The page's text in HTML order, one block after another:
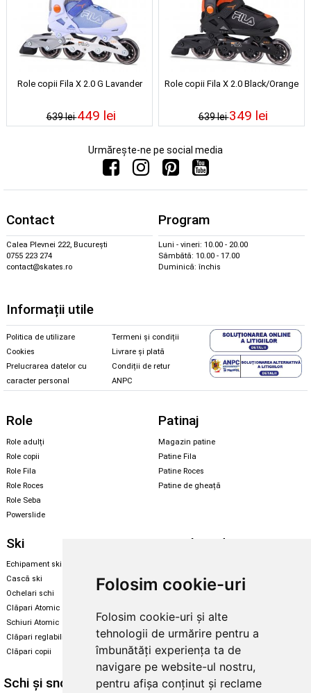
Folosim cookie-uri
Folosim cookie-uri și alte
tehnologii de urmărire pentru a
îmbunătăți experiența ta de
navigare pe website-ul nostru,
pentru afișa conținut și reclame
Role copii Fila X 2.0 G Lavander
639 lei449 lei
Role copii Fila X 2.0 Black/Orange
639 lei349 lei
Urmărește-ne pe social media
Contact
Calea Plevnei 222, București
0755 223 274
contact@skates.ro
Program
Luni - vineri: 10.00 - 20.00
Sâmbătă: 10.00 - 17.00
Duminică: închis
Informații utile
Politica de utilizare
Cookies
Prelucrarea datelor cu
caracter personal
Termeni și condiții
Livrare și plată
Condiții de retur
ANPC
Role
Role adulți
Role copii
Role Fila
Role Roces
Role Seba
Powerslide
Patinaj
Magazin patine
Patine Fila
Patine Roces
Patine de gheață
Ski
Echipament ski
Cască ski
Ochelari schi
Clăpari Atomic
Schiuri Atomic
Clăpari reglabili
Clăpari copii
Snowboard
Echipament snowboard
Legături Rome SDS
Skate & longboard
Enuff Skateboards
Schi și snowboard Diverse